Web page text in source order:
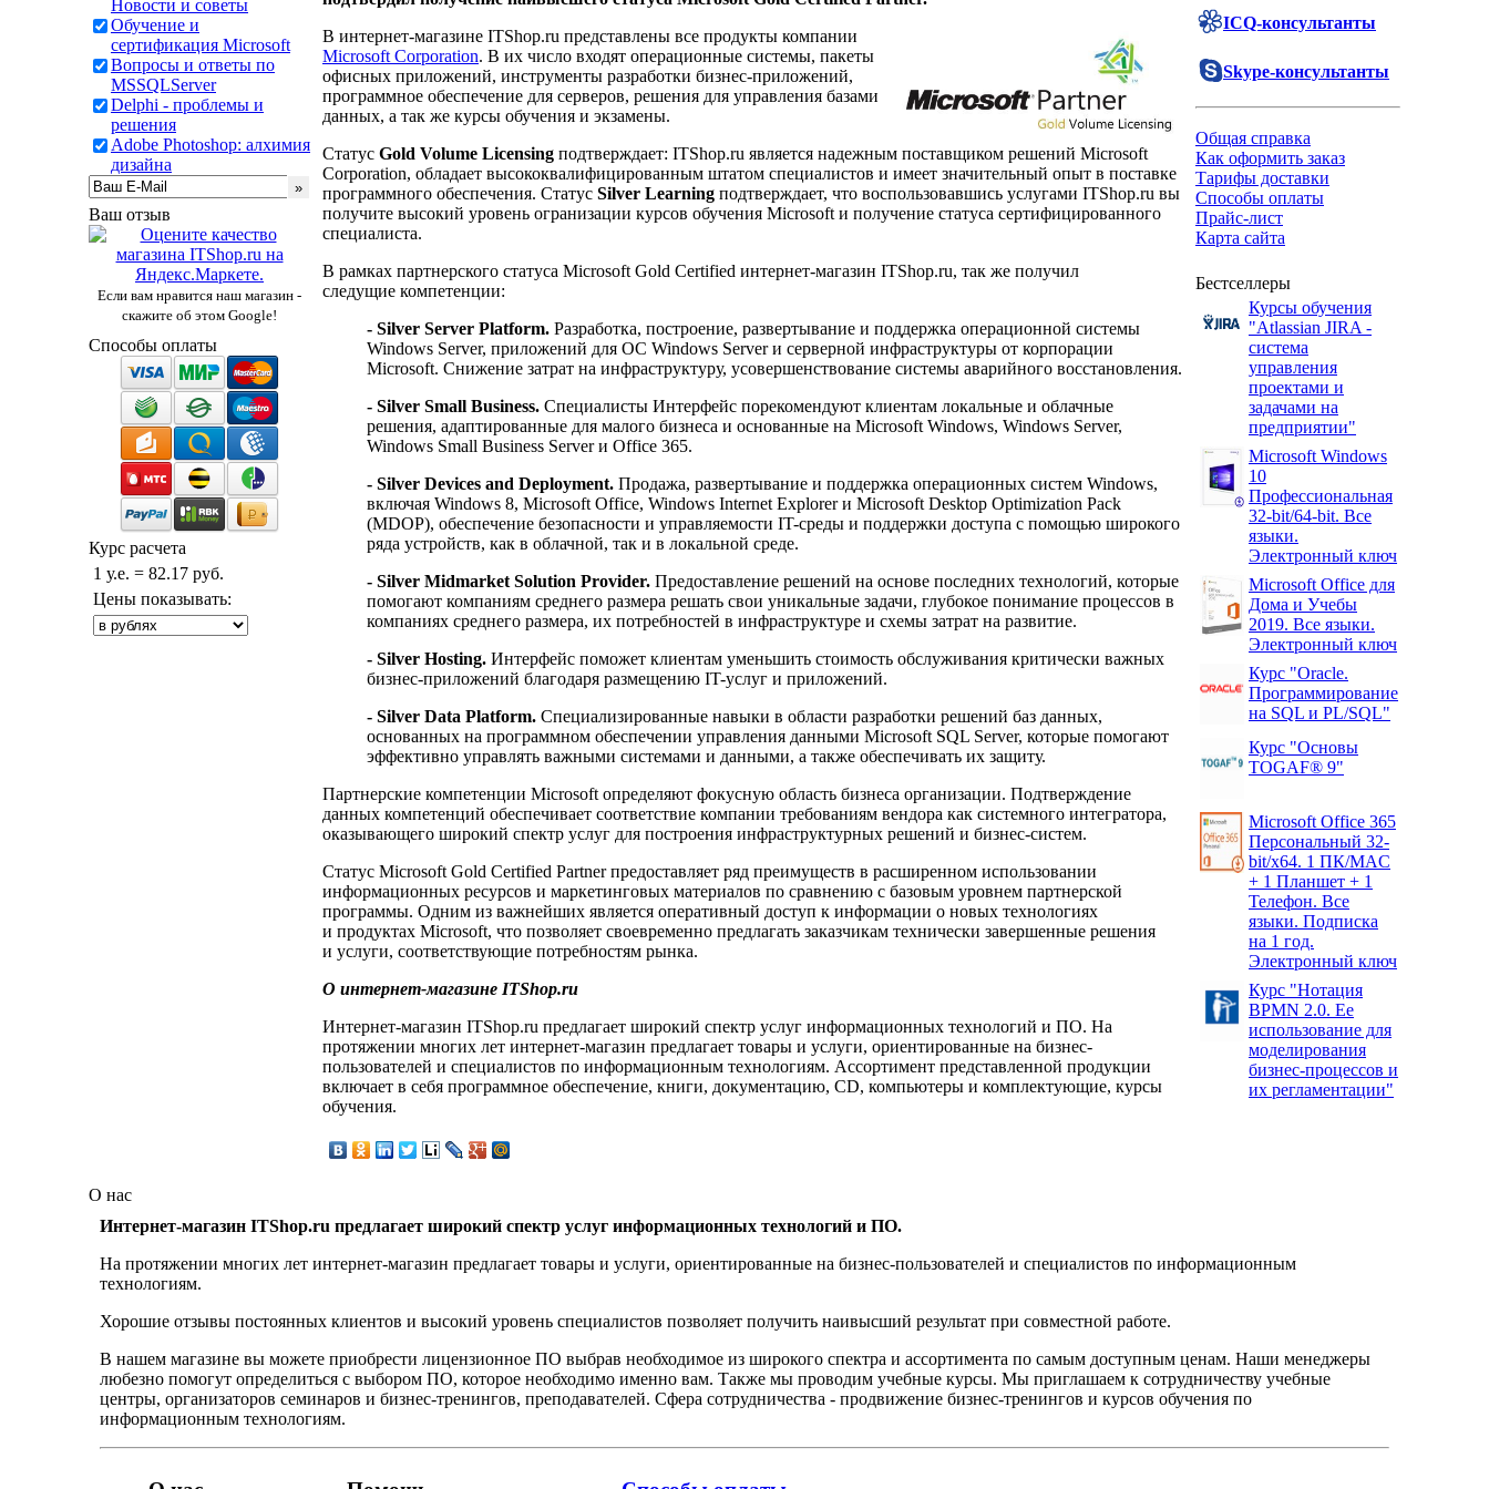
Новости и советы
Обучение и
сертификация Microsoft
Вопросы и ответы по
MSSQLServer
Delphi - проблемы и
решения
Adobe Photoshop: алхимия
дизайна
Ваш отзыв
Если вам нравится наш магазин -
скажите об этом Google!
Способы оплаты
Курс расчета
1 у.е. = 82.17 руб.
Цены показывать:
В интернет-магазине ITShop.ru представлены все продукты компании
Microsoft Corporation. В их число входят операционные системы, пакеты
офисных приложений, инструменты разработки бизнес-приложений,
программное обеспечение для серверов, решения для управления базами
данных, а так же курсы обучения и экзамены.
Статус Gold Volume Licensing подтверждает: ITShop.ru является надежным поставщиком решений Microsoft
Corporation, обладает высококвалифицированным штатом специалистов и имеет значительный опыт в поставке
программного обеспечения. Статус Silver Learning подтверждает, что воспользовавшись услугами ITShop.ru вы
получите высокий уровень огранизации курсов обучения Microsoft и получение статуса сертифицированного
специалиста.
В рамках партнерского статуса Microsoft Gold Certified интернет-магазин ITShop.ru, так же получил
следущие компетенции:
- Silver Server Platform. Разработка, построение, развертывание и поддержка операционной системы
Windows Server, приложений для ОС Windows Server и серверной инфраструктуры от корпорации
Microsoft. Снижение затрат на инфраструктуру, усовершенствование системы аварийного восстановления.
- Silver Small Business. Специалисты Интерфейс порекомендуют клиентам локальные и облачные
решения, адаптированные для малого бизнеса и основанные на Microsoft Windows, Windows Server,
Windows Small Business Server и Office 365.
- Silver Devices and Deployment. Продажа, развертывание и поддержка операционных систем Windows,
включая Windows 8, Microsoft Office, Windows Internet Explorer и Microsoft Desktop Optimization Pack
(MDOP), обеспечение безопасности и управляемости IT-среды и поддержки доступа с помощью широкого
ряда устройств, как в облачной, так и в локальной среде.
- Silver Midmarket Solution Provider. Предоставление решений на основе последних технологий, которые
помогают компаниям среднего размера решать свои уникальные задачи, глубокое понимание процессов в
компаниях среднего размера, их потребностей в инфраструктуре и схемы затрат на развитие.
- Silver Hosting. Интерфейс поможет клиентам уменьшить стоимость обслуживания критически важных
бизнес-приложений благодаря размещению IT-услуг и приложений.
- Silver Data Platform. Специализированные навыки в области разработки решений баз данных,
основанных на программном обеспечении управления данными Microsoft SQL Server, которые помогают
эффективно управлять важными системами и данными, а также обеспечивать их защиту.
Партнерские компетенции Microsoft определяют фокусную область бизнеса организации. Подтверждение
данных компетенций обеспечивает соответствие компании требованиям вендора как системного интегратора,
оказывающего широкий спектр услуг для построения инфраструктурных решений и бизнес-систем.
Статус Microsoft Gold Certified Partner предоставляет ряд преимуществ в расширенном использовании
информационных ресурсов и маркетинговых материалов по сравнению с базовым уровнем партнерской
программы. Одним из важнейших является оперативный доступ к информации о новых технологиях
и продуктах Microsoft, что позволяет своевременно предлагать заказчикам технически завершенные решения
и услуги, соответствующие потребностям рынка.
О интернет-магазине ITShop.ru
Интернет-магазин ITShop.ru предлагает широкий спектр услуг информационных технологий и ПО. На
протяжении многих лет интернет-магазин предлагает товары и услуги, ориентированные на бизнес-
пользователей и специалистов по информационным технологиям. Ассортимент представленной продукции
включает в себя программное обеспечение, книги, документацию, СD, компьютеры и комплектующие, курсы
обучения.
ICQ-консультанты
Skype-консультанты
Общая справка
Как оформить заказ
Тарифы доставки
Способы оплаты
Прайс-лист
Карта сайта
Бестселлеры
Курсы обучения
"Atlassian JIRA -
система
управления
проектами и
задачами на
предприятии"
Microsoft Windows
10
Профессиональная
32-bit/64-bit. Все
языки.
Электронный ключ
Microsoft Office для
Дома и Учебы
2019. Все языки.
Электронный ключ
Курс "Oracle.
Программирование
на SQL и PL/SQL"
Курс "Основы
TOGAF® 9"
Microsoft Office 365
Персональный 32-
bit/x64. 1 ПК/MAC
+ 1 Планшет + 1
Телефон. Все
языки. Подписка
на 1 год.
Электронный ключ
Курс "Нотация
BPMN 2.0. Ее
использование для
моделирования
бизнес-процессов и
их регламентации"
О нас
Интернет-магазин ITShop.ru предлагает широкий спектр услуг информационных технологий и ПО.
На протяжении многих лет интернет-магазин предлагает товары и услуги, ориентированные на бизнес-пользователей и специалистов по информационным
технологиям.
Хорошие отзывы постоянных клиентов и высокий уровень специалистов позволяет получить наивысший результат при совместной работе.
В нашем магазине вы можете приобрести лицензионное ПО выбрав необходимое из широкого спектра и ассортимента по самым доступным ценам. Наши менеджеры
любезно помогут определиться с выбором ПО, которое необходимо именно вам. Также мы проводим учебные курсы. Мы приглашаем к сотрудничеству учебные
центры, организаторов семинаров и бизнес-тренингов, преподавателей. Сфера сотрудничества - продвижение бизнес-тренингов и курсов обучения по
информационным технологиям.